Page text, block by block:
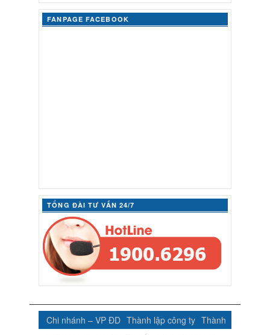
FANPAGE FACEBOOK
TỔNG ĐÀI TƯ VẤN 24/7
Chi nhánh – VP ĐD Thành lập công ty Thành